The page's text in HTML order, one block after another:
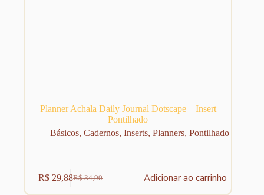
Planner Achala Daily Journal Dotscape – Insert
Pontilhado
Básicos,Cadernos,Inserts,Planners,Pontilhado
R$34,90
O
preço
R$ 29,88O
preço
Adicionar ao carrinho